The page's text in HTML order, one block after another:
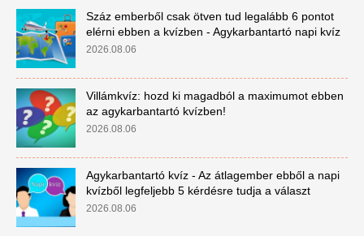
Száz emberből csak ötven tud legalább 6 pontot
elérni ebben a kvízben - Agykarbantartó napi kvíz
2026.08.06
Villámkvíz: hozd ki magadból a maximumot ebben
az agykarbantartó kvízben!
2026.08.06
Agykarbantartó kvíz - Az átlagember ebből a napi
kvízből legfeljebb 5 kérdésre tudja a választ
2026.08.06